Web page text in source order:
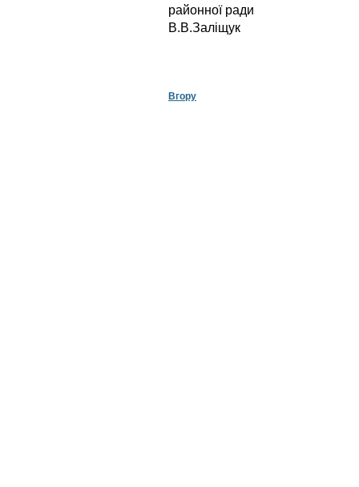
В.В.Заліщук
Вгору